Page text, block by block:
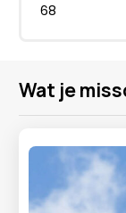
68
Wat je